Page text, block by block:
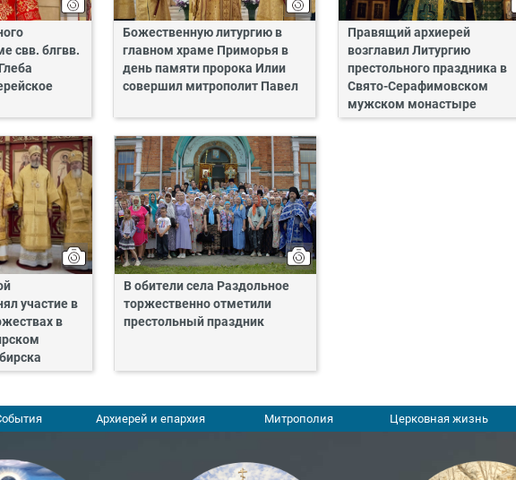
свв. блгвв.
Божественную литургию в
главном храме Приморья в
день памяти пророка Илии
совершил митрополит Павел
Правящий архиерей
возглавил Литургию
престольного праздника в
Свято-Серафимовском
мужском монастыре
участие в
в
В обители села Раздольное
торжественно отметили
престольный праздник
Архиерей и епархия Митрополия Церковная жизнь